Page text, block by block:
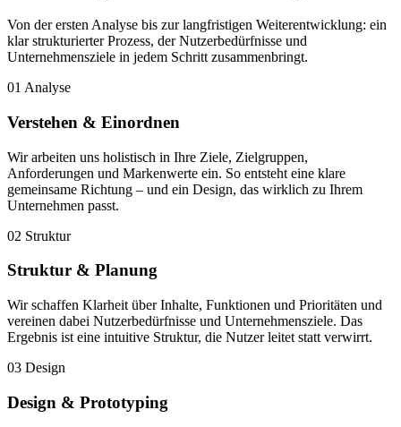
Von der ersten Analyse bis zur langfristigen Weiterentwicklung: ein
klar strukturierter Prozess, der Nutzerbedürfnisse und
Unternehmensziele in jedem Schritt zusammenbringt.
01 Analyse
Verstehen & Einordnen
Wir arbeiten uns holistisch in Ihre Ziele, Zielgruppen,
Anforderungen und Markenwerte ein. So entsteht eine klare
gemeinsame Richtung – und ein Design, das wirklich zu Ihrem
Unternehmen passt.
02 Struktur
Struktur & Planung
Wir schaffen Klarheit über Inhalte, Funktionen und Prioritäten und
vereinen dabei Nutzerbedürfnisse und Unternehmensziele. Das
Ergebnis ist eine intuitive Struktur, die Nutzer leitet statt verwirrt.
03 Design
Design & Prototyping